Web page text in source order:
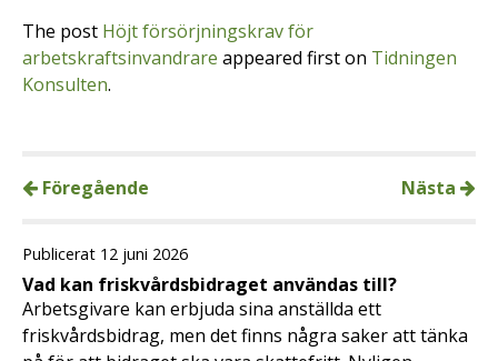
The post Höjt försörjningskrav för
arbetskraftsinvandrare appeared first on Tidningen
Konsulten.
Föregående Nästa
Publicerat 12 juni 2026
Vad kan friskvårdsbidraget användas till?
Arbetsgivare kan erbjuda sina anställda ett
friskvårdsbidrag, men det finns några saker att tänka